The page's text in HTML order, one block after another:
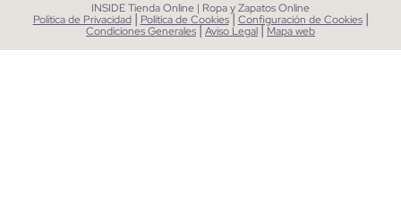
INSIDE Tienda Online | Ropa y Zapatos Online
Política de Privacidad | Política de Cookies| Configuración de Cookies |
Condiciones Generales|Aviso Legal| Mapa web